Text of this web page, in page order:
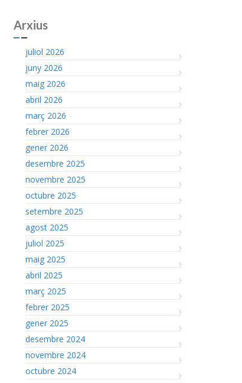
Arxius
juliol 2026
juny 2026
maig 2026
abril 2026
març 2026
febrer 2026
gener 2026
desembre 2025
novembre 2025
octubre 2025
setembre 2025
agost 2025
juliol 2025
maig 2025
abril 2025
març 2025
febrer 2025
gener 2025
desembre 2024
novembre 2024
octubre 2024